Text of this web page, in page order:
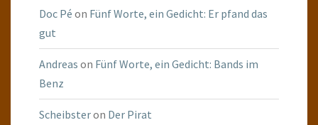
Doc Pé on Fünf Worte, ein Gedicht: Er pfand das
gut
Andreas on Fünf Worte, ein Gedicht: Bands im
Benz
Scheibsteron Der Pirat